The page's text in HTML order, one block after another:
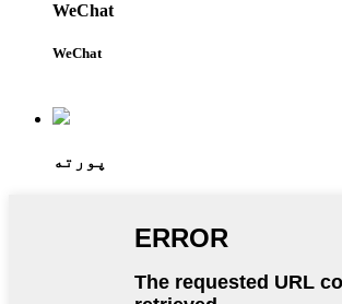
WeChat
WeChat
پورته